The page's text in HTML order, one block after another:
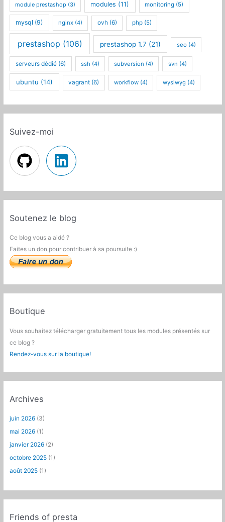
module prestashop (3) modules (11) monitoring (5)
mysql (9) nginx(4) ovh (6) php(5)
prestashop (106) prestashop 1.7 (21) seo(4)
serveurs dédié(6) ssh (4) subversion (4) svn (4)
ubuntu (14) vagrant (6) workflow (4) wysiwyg (4)
Suivez-moi
Soutenez le blog
Ce blog vous a aidé ?
Faites un don pour contribuer à sa poursuite :)
Boutique
Vous souhaitez télécharger gratuitement tous les modules présentés sur
ce blog ?
Rendez-vous sur la boutique!
Archives
juin 2026 (3)
mai 2026 (1)
janvier 2026 (2)
octobre 2025 (1)
août 2025 (1)
Friends of presta